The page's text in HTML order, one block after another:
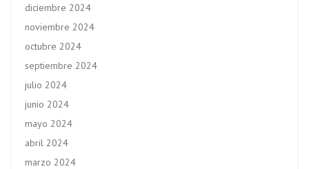
diciembre 2024
noviembre 2024
octubre 2024
septiembre 2024
julio 2024
junio 2024
mayo 2024
abril 2024
marzo 2024